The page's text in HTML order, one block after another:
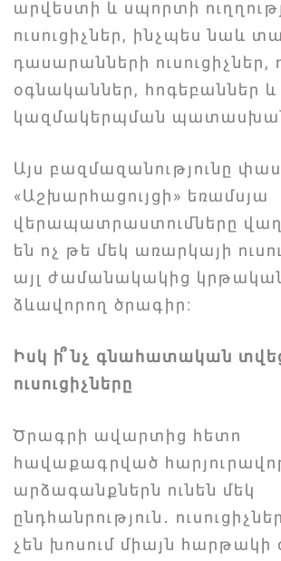
արվեստի և սպորտի
ուսուցիչներ, ինչպես նաև
դասարանների ուսուցիչներ,
օգնականներ, հոգեբաններ և
կազմակերպման
Այս բազմազանությունը
«Աշխարհացույցի» եռամսյա
վերապատրաստումները
են ոչ թե մեկ առարկայի
այլ ժամանակակից
ձևավորող ծրագիր։
Իսկ ի՞նչ գնահատական
ուսուցիչները
Ծրագրի ավարտից հետո
հավաքագրված
արձագանքներն ունեն մեկ
ընդհանրություն․
չեն խոսում միայն հարթակի